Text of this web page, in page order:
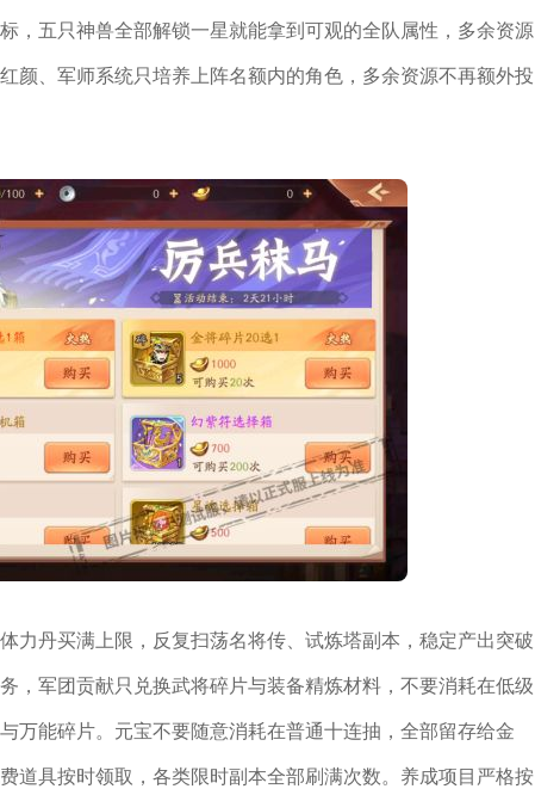
，五只神兽全部解锁一星就能拿到可观的全队属性，多余资源
颜、军师系统只培养上阵名额内的角色，多余资源不再额外投
力丹买满上限，反复扫荡名将传、试炼塔副本，稳定产出突破
，军团贡献只兑换武将碎片与装备精炼材料，不要消耗在低级
万能碎片。元宝不要随意消耗在普通十连抽，全部留存给金
道具按时领取，各类限时副本全部刷满次数。养成项目严格按